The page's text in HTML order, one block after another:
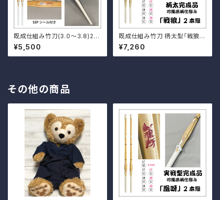
既成仕組み竹刀(3.0〜3.8)2本
セット
¥5,500
既成仕組み竹刀 柄太型「戦狼」
2本セット
¥7,260
その他の商品